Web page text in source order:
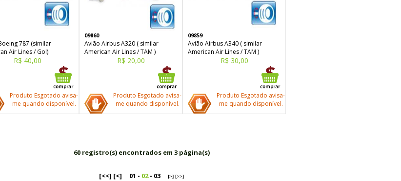
787 (similar
Air Lines / Gol)
R$ 40,00
Produto Esgotado avisa-
me quando disponível.
09860
Avião Airbus A320 ( similar
American Air Lines / TAM )
R$ 20,00
Produto Esgotado avisa-
me quando disponível.
09859
Avião Airbus A340 ( similar
American Air Lines / TAM )
R$ 30,00
Produto Esgotado avisa-
me quando disponível.
60 registro(s) encontrados em 3 página(s)
[<<] [<] 01 - 02 - 03 [>] [>>]